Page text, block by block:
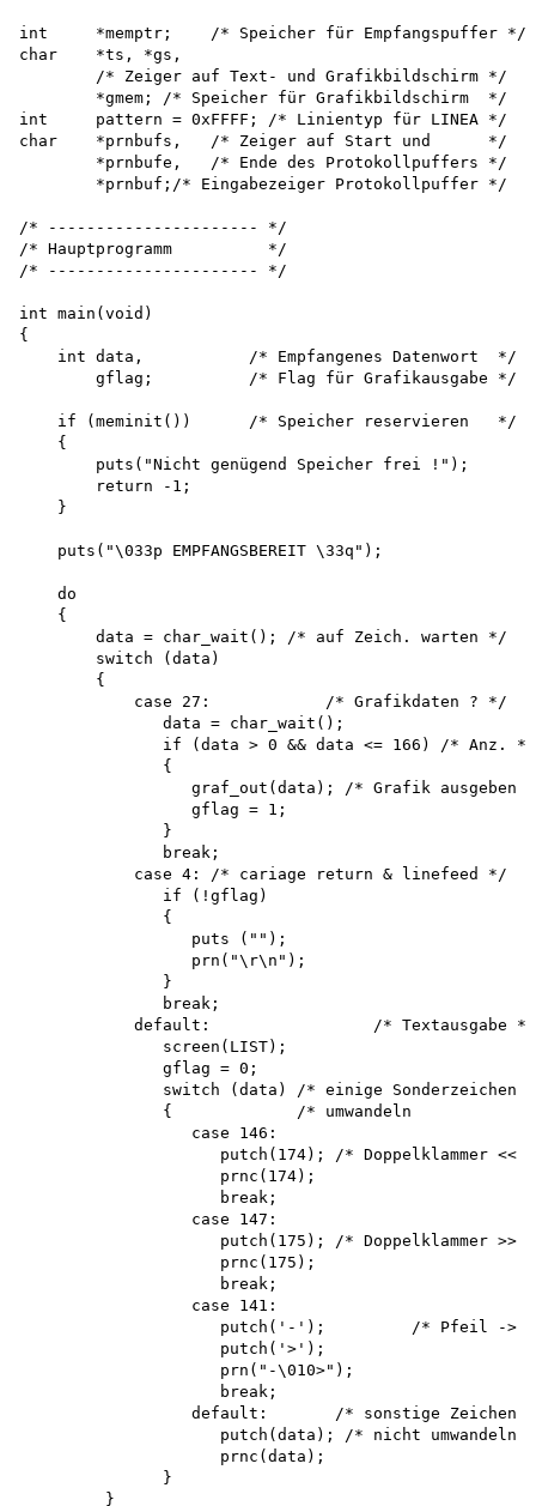
int     *memptr;    /* Speicher für Empfangspuffer */
char    *ts, *gs,
        /* Zeiger auf Text- und Grafikbildschirm */
        *gmem; /* Speicher für Grafikbildschirm  */
int     pattern = 0xFFFF; /* Linientyp für LINEA */
char    *prnbufs,   /* Zeiger auf Start und      */
        *prnbufe,   /* Ende des Protokollpuffers */
        *prnbuf;/* Eingabezeiger Protokollpuffer */
/* ---------------------- */
/* Hauptprogramm          */
/* ---------------------- */
int main(void)
{
    int data,           /* Empfangenes Datenwort  */
        gflag;          /* Flag für Grafikausgabe */
    if (meminit())      /* Speicher reservieren   */
    {
        puts("Nicht genügend Speicher frei !");
        return -1;
    }
    puts("\033p EMPFANGSBEREIT \33q");
    do
    {
        data = char_wait(); /* auf Zeich. warten */
        switch (data)
        {
            case 27:            /* Grafikdaten ? */
               data = char_wait();
               if (data > 0 && data <= 166) /* Anz. */
               {
graf_out(data); /* Grafik ausgeben
                  gflag = 1;
               }
               break;
            case 4: /* cariage return & linefeed */
               if (!gflag)
               {
                  puts ("");
                  prn("\r\n");
               }
               break;
            default:                 /* Textausgabe */
               screen(LIST);
               gflag = 0;
switch (data) /* einige Sonderzeichen
{             /* umwandeln
                  case 146:
putch(174); /* Doppelklammer <<
                     prnc(174);
                     break;
                  case 147:
putch(175); /* Doppelklammer >>
                     prnc(175);
                     break;
                  case 141:
putch('-');         /* Pfeil ->
                     putch('>');
                     prn("-\010>");
                     break;
default:       /* sonstige Zeichen
putch(data); /* nicht umwandeln
                     prnc(data);
               }
         }